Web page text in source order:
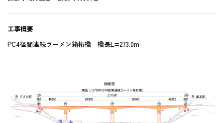
工事概要
PC4径間連続ラーメン箱桁橋 橋長L=273.0m